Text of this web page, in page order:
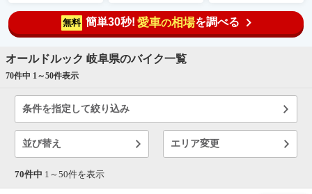
無料 簡単30秒! 愛車の相場を調べる
オールドルック 岐阜県のバイク一覧
70件中 1～50件表示
条件を指定して絞り込み
並び替え エリア変更
70件中 1～ 50件を表示